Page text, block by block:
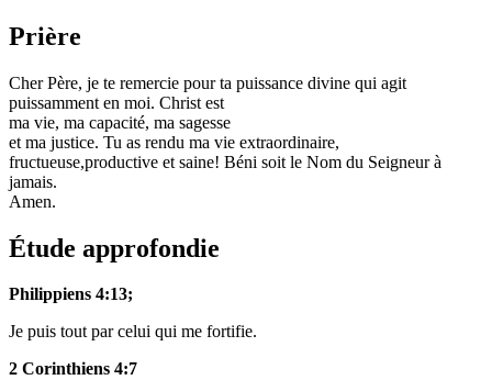
Prière
Cher Père, je te remercie pour ta puissance divine qui agit
puissamment en moi. Christ est
ma vie, ma capacité, ma sagesse
et ma justice. Tu as rendu ma vie extraordinaire,
fructueuse,productive et saine! Béni soit le Nom du Seigneur à
jamais.
Amen.
Étude approfondie
Philippiens 4:13;
Je puis tout par celui qui me fortifie.
2 Corinthiens 4:7